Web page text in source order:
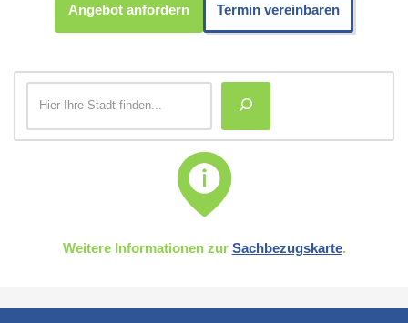
Angebot anfordern Termin vereinbaren
Weitere Informationen zur Sachbezugskarte.